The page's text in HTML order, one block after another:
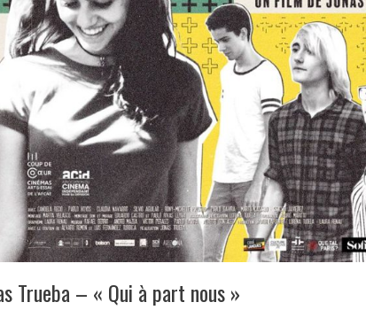
Trueba – « Qui à part nous »